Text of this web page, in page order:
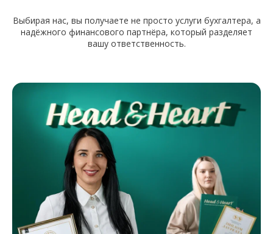
Выбирая нас, вы получаете не просто услуги бухгалтера, а
надёжного финансового партнёра, который разделяет
вашу ответственность.